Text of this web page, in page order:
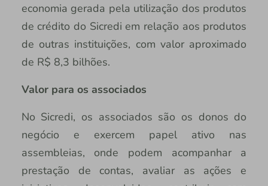
economia gerada pela utilização dos produtos
de crédito do Sicredi em relação aos produtos
de outras instituições, com valor aproximado
de R$ 8,3 bilhões.
Valor para os associados
No Sicredi, os associados são os donos do
negócio e exercem papel ativo nas
assembleias, onde podem acompanhar a
prestação de contas, avaliar as ações e